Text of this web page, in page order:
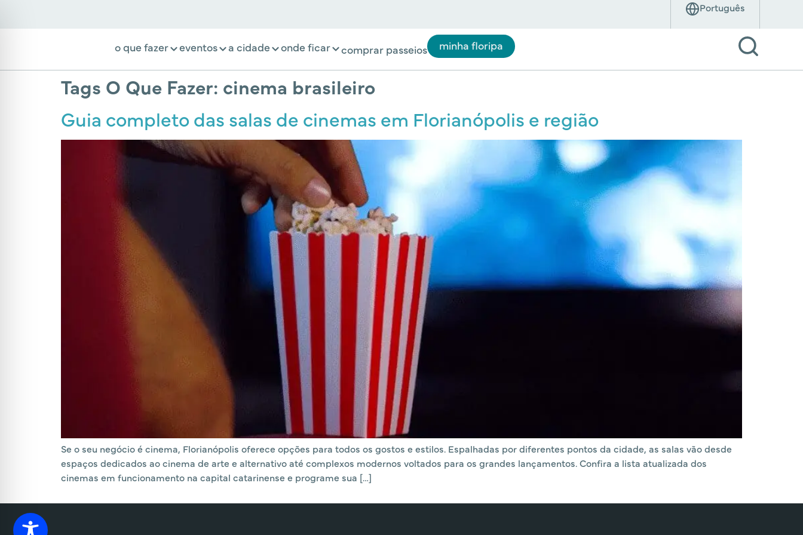
o que fazer eventos a cidade onde ficar comprar passeios minha floripa
Tags O Que Fazer: cinema brasileiro
Guia completo das salas de cinemas em Florianópolis e região
Se o seu negócio é cinema, Florianópolis oferece opções para todos os gostos e estilos. Espalhadas por diferentes pontos da cidade, as salas vão desde
espaços dedicados ao cinema de arte e alternativo até complexos modernos voltados para os grandes lançamentos. Confira a lista atualizada dos
cinemas em funcionamento na capital catarinense e programe sua […]